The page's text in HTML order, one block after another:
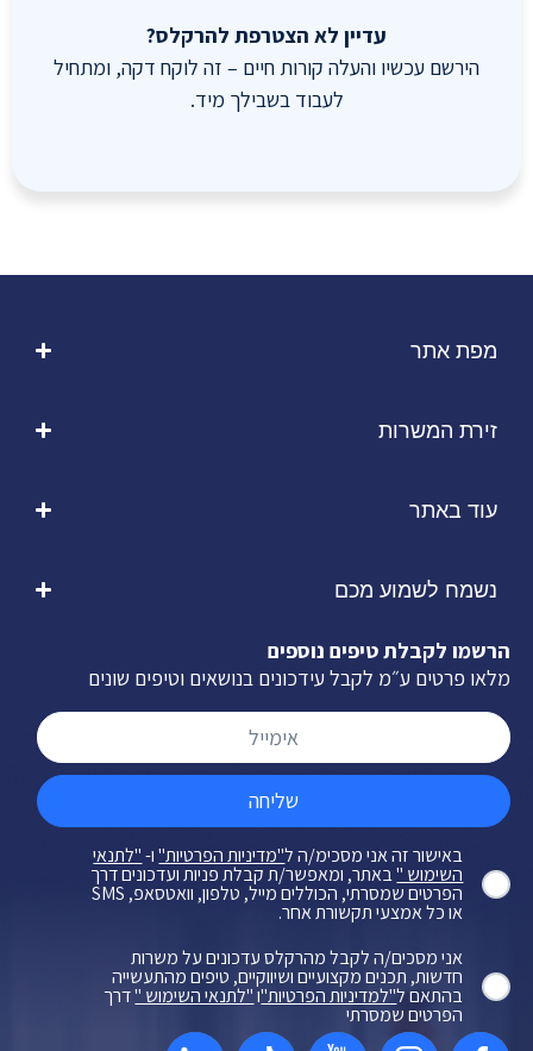
עדיין לא הצטרפת להרקלס?
הירשם עכשיו והעלה קורות חיים – זה לוקח דקה, ומתחיל
לעבוד בשבילך מיד.
מפת אתר
זירת המשרות
עוד באתר
נשמח לשמוע מכם
הרשמו לקבלת טיפים נוספים
מלאו פרטים ע״מ לקבל עידכונים בנושאים וטיפים שונים
באישור זה אני מסכימ/ה ל"מדיניות הפרטיות"ו-"לתנאי
השימוש "באתר, ומאפשר/ת קבלת פניות ועדכונים דרך
הפרטים שמסרתי, הכוללים מייל, טלפון, וואטסאפ, SMS
או כל אמצעי תקשורת אחר.
אני מסכים/ה לקבל מהרקלס עדכונים על משרות
חדשות, תכנים מקצועיים ושיווקיים, טיפים מהתעשייה
בהתאם ל"למדיניות הפרטיות"ו"לתנאי השימוש "דרך
הפרטים שמסרתי
שליחה